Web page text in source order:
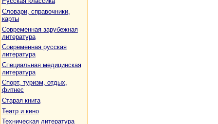
Словари, справочники,
карты
Современная зарубежная
литература
Современная русская
литература
Специальная медицинская
литература
Спорт, туризм, отдых,
фитнес
Старая книга
Театр и кино
Техническая литература